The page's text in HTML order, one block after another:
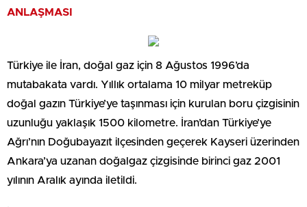
ANLAŞMASI
Türkiye ile İran, doğal gaz için 8 Ağustos 1996’da
mutabakata vardı. Yıllık ortalama 10 milyar metreküp
doğal gazın Türkiye’ye taşınması için kurulan boru çizgisinin
uzunluğu yaklaşık 1500 kilometre. İran’dan Türkiye’ye
Ağrı’nın Doğubayazıt ilçesinden geçerek Kayseri üzerinden
Ankara’ya uzanan doğalgaz çizgisinde birinci gaz 2001
yılının Aralık ayında iletildi.